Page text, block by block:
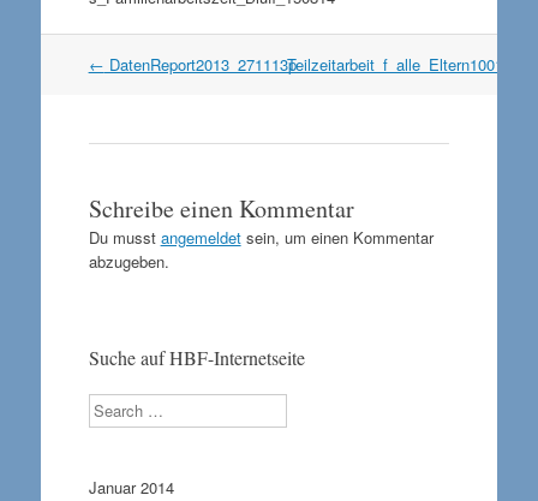
Artikel
← DatenReport2013_271113pTeilzeitarbeit_f_alle_Eltern100114p
Schreibe einen Kommentar
Du musst angemeldetsein, um einen Kommentar
abzugeben.
Suche auf HBF-Internetseite
Search
Januar 2014